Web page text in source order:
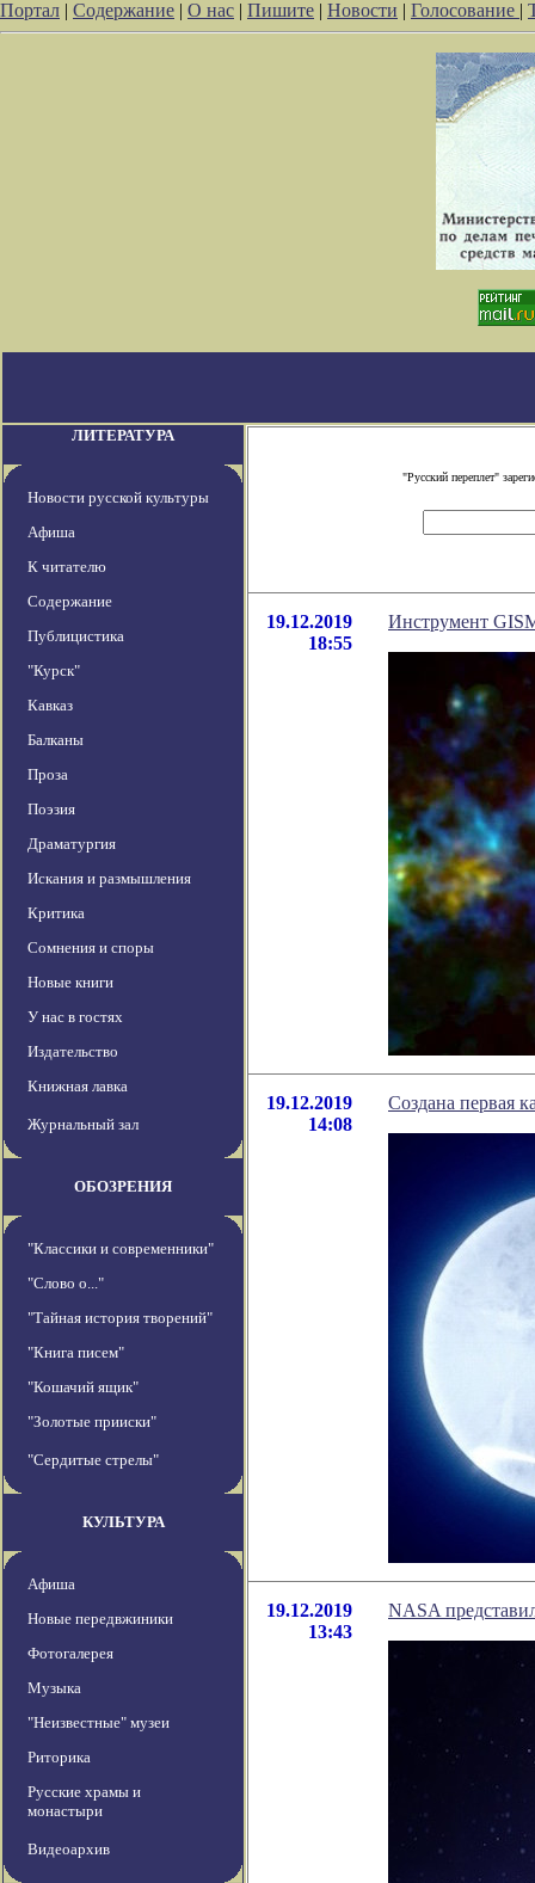
Портал | Содержание | О нас | Пишите | Новости | Голосование |
ЛИТЕРАТУРА
Новости русской культуры
Афиша
К читателю
Содержание
Публицистика
"Курск"
Кавказ
Балканы
Проза
Поэзия
Драматургия
Искания и размышления
Критика
Сомнения и споры
Новые книги
У нас в гостях
Издательство
Книжная лавка
Журнальный зал
ОБОЗРЕНИЯ
"Классики и современники"
"Слово о..."
"Тайная история творений"
"Книга писем"
"Кошачий ящик"
"Золотые прииски"
"Сердитые стрелы"
КУЛЬТУРА
Афиша
Новые передвжиники
Фотогалерея
Музыка
"Неизвестные" музеи
Риторика
Русские храмы и
монастыри
Видеоархив
"Русский переплет"
19.12.2019
18:55
Инструмент
19.12.2019
14:08
Создана первая
19.12.2019
13:43
NASA